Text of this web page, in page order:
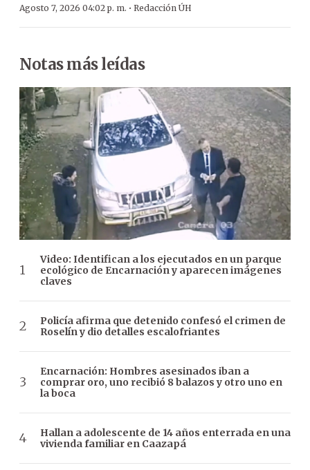
Agosto 7, 2026 04:02 p. m. · Redacción ÚH
Notas más leídas
Video: Identifican a los ejecutados en un parque
ecológico de Encarnación y aparecen imágenes
claves
Policía afirma que detenido confesó el crimen de
Roselín y dio detalles escalofriantes
Encarnación: Hombres asesinados iban a
comprar oro, uno recibió 8 balazos y otro uno en
la boca
Hallan a adolescente de 14 años enterrada en una
vivienda familiar en Caazapá